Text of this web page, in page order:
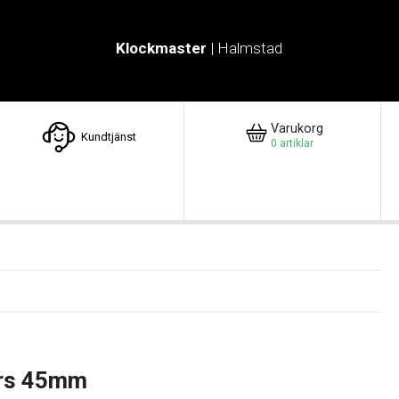
Klockmaster | Halmstad
Kundtjänst
Varukorg
0 artiklar
45mm